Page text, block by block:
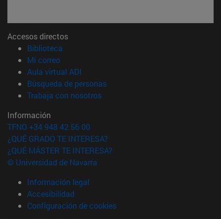
Accesos directos
Biblioteca
Mi correo(abre en nueva ventana)
Aula virtual ADI
Búsqueda de personas(abre en nueva ventana)
Trabaja con nosotros(abre en nueva ventana)
Información
TFNO +34 948 42 56 00
¿QUÉ GRADO TE INTERESA?
¿QUÉ MÁSTER TE INTERESA?
© Universidad de Navarra
Información legal
Accesibilidad
Configuración de cookies